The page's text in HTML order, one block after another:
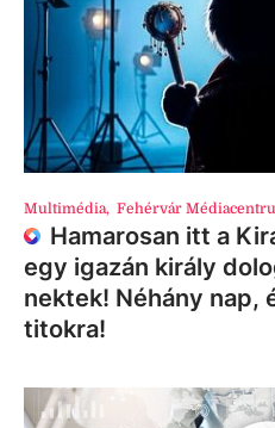
Multimédia, Fehérvár
Hamarosan itt a
egy igazán király
nektek! Néhány nap,
titokra!